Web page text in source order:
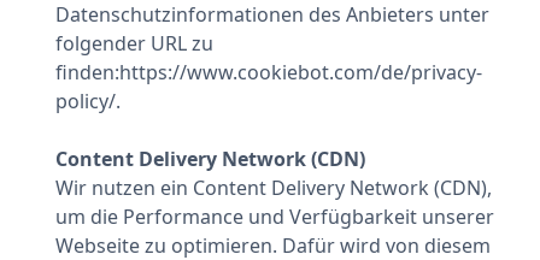
Datenschutzinformationen des Anbieters unter
folgender URL zu
finden:https://www.cookiebot.com/de/privacy-
policy/.
Content Delivery Network (CDN)
Wir nutzen ein Content Delivery Network (CDN),
um die Performance und Verfügbarkeit unserer
Webseite zu optimieren. Dafür wird von diesem